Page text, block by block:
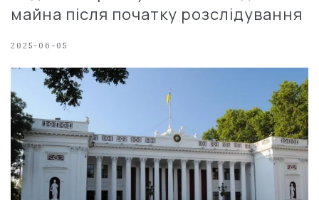
майна після початку розслідування
2025-06-05